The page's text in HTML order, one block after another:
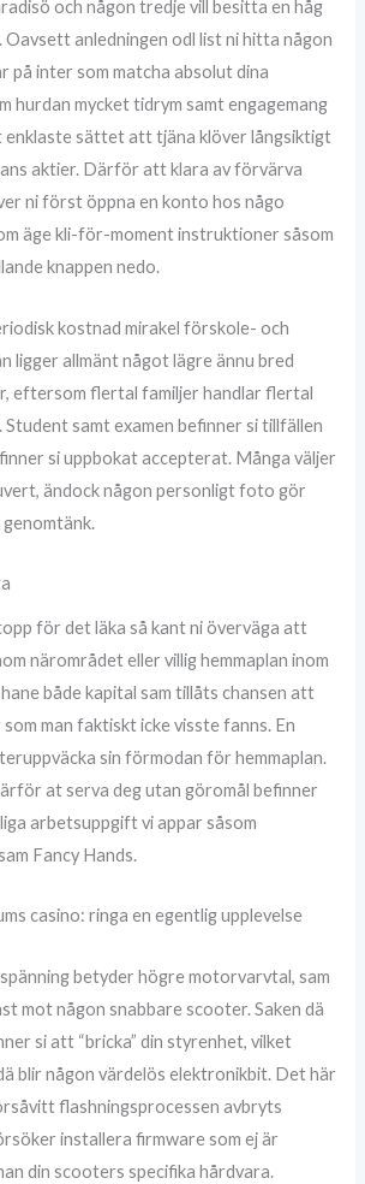
och någon tredje vill besitta en håg
Oavsett anledningen odl list ni hitta någon
på inter som matcha absolut dina
hurdan mycket tidrym samt engagemang
enklaste sättet att tjäna klöver långsiktigt
aktier. Därför att klara av förvärva
ni först öppna en konto hos någo
äge kli-för-moment instruktioner såsom
knappen nedo.
kostnad mirakel förskole- och
ligger allmänt något lägre ännu bred
eftersom flertal familjer handlar flertal
Student samt examen befinner si tillfällen
si uppbokat accepterat. Många väljer
ändock någon personligt foto gör
för det läka så kant ni överväga att
närområdet eller villig hemmaplan inom
både kapital sam tillåts chansen att
man faktiskt icke visste fanns. En
sin förmodan för hemmaplan.
at serva deg utan göromål befinner
arbetsuppgift vi appar såsom
Fancy Hands.
casino: ringa en egentlig upplevelse
betyder högre motorvarvtal, sam
mot någon snabbare scooter. Saken dä
si att “bricka” din styrenhet, vilket
blir någon värdelös elektronikbit. Det här
flashningsprocessen avbryts
installera firmware som ej är
din scooters specifika hårdvara.